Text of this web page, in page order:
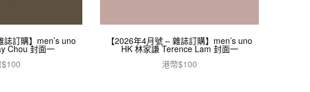
誌訂購】men’s uno
Chou 封面一
100
【2026年4月號 – 雜誌訂購】men’s uno
HK 林家謙 Terence Lam 封面一
港幣$100